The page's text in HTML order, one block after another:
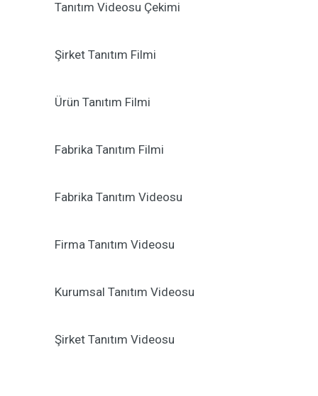
Tanıtım Videosu Çekimi
Şirket Tanıtım Filmi
Ürün Tanıtım Filmi
Fabrika Tanıtım Filmi
Fabrika Tanıtım Videosu
Firma Tanıtım Videosu
Kurumsal Tanıtım Videosu
Şirket Tanıtım Videosu